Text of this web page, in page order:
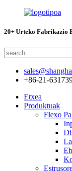
20+ Urteko Fabrikazio
+86-21-
Etxea
Produktuak
Flexo